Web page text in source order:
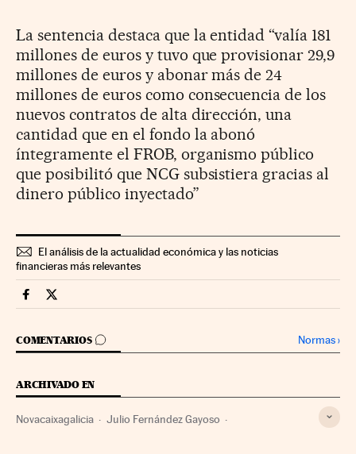
La sentencia destaca que la entidad “valía 181
millones de euros y tuvo que provisionar 29,9
millones de euros y abonar más de 24
millones de euros como consecuencia de los
nuevos contratos de alta dirección, una
cantidad que en el fondo la abonó
íntegramente el FROB, organismo público
que posibilitó que NCG subsistiera gracias al
dinero público inyectado”
El análisis de la actualidad económica y las noticias
financieras más relevantes
Mercados Financieros Cinco Días en Facebook
Mercados Financieros Cinco Días en Twitter
COMENTARIOS
IR A LOS COMENTARIOS Normas›
ARCHIVADO EN
Novacaixagalicia Julio Fernández Gayoso